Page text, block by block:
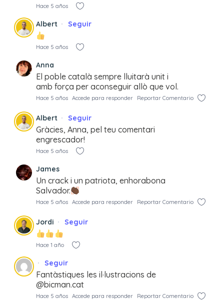
Hace 5 años
Albert Seguir
Hace 5 años
Anna
El poble català sempre lluitarà unit i
amb força per aconseguir allò que vol.
Hace 5 años Accede para responder Reportar Comentario
Albert Seguir
Gràcies, Anna, pel teu comentari
engrescador!
Hace 5 años
James
Un crack i un patriota, enhorabona
Salvador.
Hace 5 años Accede para responder Reportar Comentario
Jordi Seguir
Hace 1 año
Seguir
Fantàstiques les il·lustracions de
@bicman.cat
Hace 5 años Accede para responder Reportar Comentario